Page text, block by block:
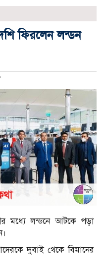
ফিরলেন লন্ডন
মধ্যে লন্ডনে আটকে পড়া
দুবাই থেকে বিমানের